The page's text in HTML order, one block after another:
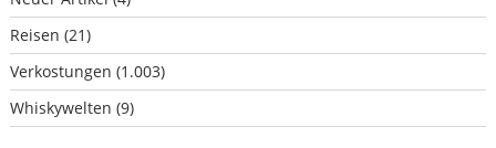
Reisen (21)
Verkostungen (1.003)
Whiskywelten (9)